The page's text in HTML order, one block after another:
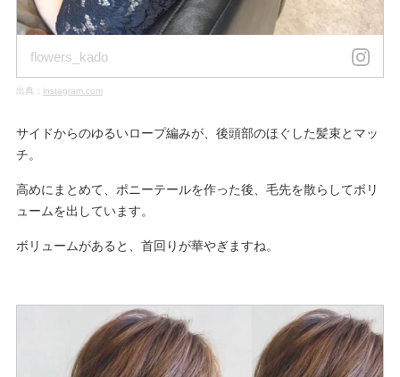
flowers_kado
出典： instagram.com
サイドからのゆるいロープ編みが、後頭部のほぐした髪束とマッ
チ。
高めにまとめて、ポニーテールを作った後、毛先を散らしてボリ
ュームを出しています。
ボリュームがあると、首回りが華やぎますね。